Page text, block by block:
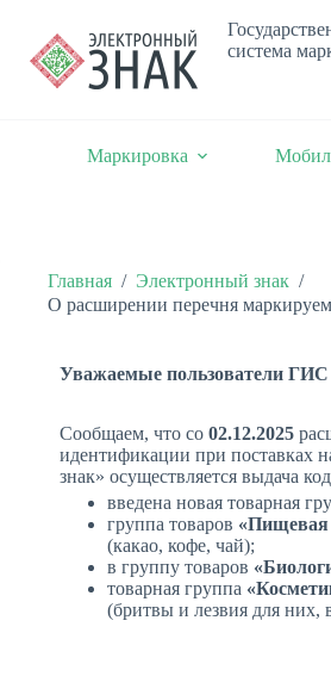
система
Маркировка
Главная / Электронный знак /
О расширении перечня
Уважаемые пользователи
Сообщаем, что со 02.12.2025
идентификации при поставках
знак» осуществляется выдача
введена новая товарная
группа товаров «Пищевая
(какао, кофе, чай);
в группу товаров
товарная группа
(бритвы и лезвия для них,